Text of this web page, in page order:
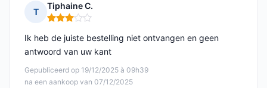
T
Tiphaine C.
Opmerking: 3 van 5
Gepubliceerd op 19/12/2025 à 09h39
na een aankoop van 07/12/2025
Ik heb de juiste bestelling niet ontvangen en geen
antwoord van uw kant